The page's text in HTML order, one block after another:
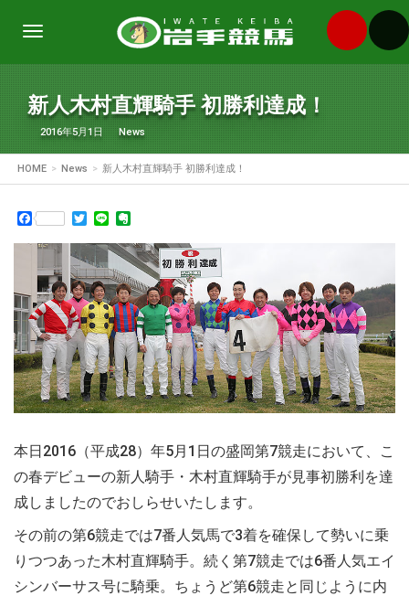
Toggle
新人木村直輝騎手 初勝利達成！
2016年5月1日 News
HOME News 新人木村直輝騎手 初勝利達成！
FacebookTwitter
Line
本日2016（平成28）年5月1日の盛岡第7競走において、こ
の春デビューの新人騎手・木村直輝騎手が見事初勝利を達
成しましたのでおしらせいたします。
その前の第6競走では7番人気馬で3着を確保して勢いに乗
りつつあった木村直輝騎手。続く第7競走では6番人気エイ
シンバーサス号に騎乗。ちょうど第6競走と同じように内